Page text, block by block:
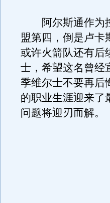
阿尔斯通作为控
盟第四，倒是卢卡
或许火箭队还有后
士，希望这名曾经
季维尔士不要再后
的职业生涯迎来了
问题将迎刃而解。